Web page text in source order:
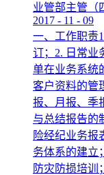
业管部主管（
2017 - 11 - 09
一、工作职责
订；2. 日常业
单在业务系统
客户资料的管
报、月报、季
与总结报告的
险经纪业务报
务体系的建立
防灾防损培训